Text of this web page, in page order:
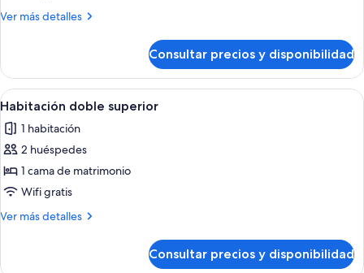
Ver más detalles
Más
clásica
doble
Consultar precios y disponibilidad
Abrir
todas
las
fotos
de
Habitación
doble
Habitación de hotel con dos camas,
1
Habitación doble superior
1 habitación
2 huéspedes
1 cama de matrimonio
Wifi gratis
Ver más detalles
Más
Consultar precios y disponibilidad